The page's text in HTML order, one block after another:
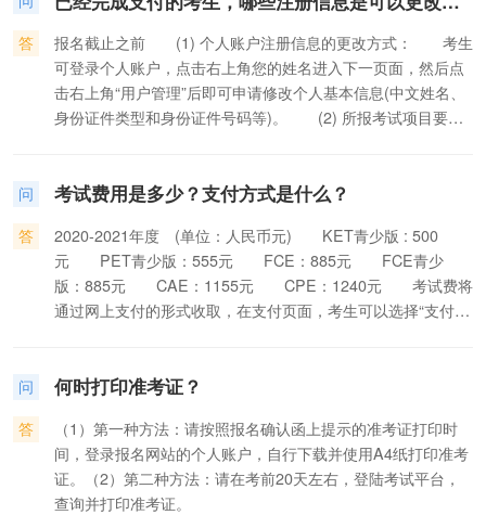
级，其中5年级学生多，占72%；从考试目的来看，63%的考
生选择“升学“作为参加考试的目的，表明剑桥英语五级证书在
小升初中起到的重要作用；从备考方式来看，73%的考生选择
了“参加有针对性的培训班”，然而认为培训效果较好的仅占
12%，反映出相应培训课程水平参差不齐的现状。 考生特
征分析 5年级参考宜备战小升初 此次调研结果显示，从参
72%，4年级占19%，6年级占6%，其它年级占2%（见下
图）。从这个数字不难看出，参加剑桥英语五级考试的主流人
群是5年级的小学生。这个年龄段的学生比6年级的学生有时
间、有精力，又比4年级的学生有积累、有能力，提早获得剑桥
英语五级证书，是他们在小升初之战中必备的“武器”。从这个
意义上说，5年级的小学生适合参加剑桥英语五级的培训及考
桥英语五级考试的理念、作用、方法、技巧，以及相关的学习
项目和课程，北外网院青少部利用考试间隙，采取现场向家长
发放问卷的方式进行了问卷调查，共发放问卷近180份，回收
有效问卷165份。调查涉及剑桥英语五级考生的就读学校及年
级，其中5年级学生多，占72%；从考试目的来看，63%的考
生选择“升学“作为参加考试的目的，表明剑桥英语五级证书在
小升初中起到的重要作用；从备考方式来看，73%的考生选择
了“参加有针对性的培训班”，然而认为培训效果较好的仅占
12%，反映出相应培训课程水平参差不齐的现状。 考生特
征分析 5年级参考宜备战小升初 此次调研结果显示，从参
72%，4年级占19%，6年级占6%，其它年级占2%（见下
图）。从这个数字不难看出，参加剑桥英语五级考试的主流人
群是5年级的小学生。这个年龄段的学生比6年级的学生有时
间、有精力，又比4年级的学生有积累、有能力，提早获得剑桥
英语五级证书，是他们在小升初之战中必备的“武器”。从这个
意义上说，5年级的小学生适合参加剑桥英语五级的培训及考
答
报名截止之前 (1) 个人账户注册信息的更改方式： 考生
可登录个人账户，点击右上角您的姓名进入下一页面，然后点
击右上角“用户管理”后即可申请修改个人基本信息(中文姓名、
身份证件类型和身份证件号码等)。 (2) 所报考试项目要求
的个人账户，在“我的报考”栏下的报考明细中的“操作”项下点
息。 报名截止之后，如考生发现本人的汉语拼音姓、汉语
拼音名和身份证件号码有误，可在考试当天向所报考点提出修
改。
问 考试费用是多少？支付方式是什么？
答
2020-2021年度 (单位：人民币元) KET青少版 : 500
元 PET青少版：555元 FCE：885元 FCE青少
版：885元 CAE：1155元 CPE：1240元 考试费将
通过网上支付的形式收取，在支付页面，考生可以选择“支付
问 何时打印准考证？
答
（1）第一种方法：请按照报名确认函上提示的准考证打印时
间，登录报名网站的个人账户，自行下载并使用A4纸打印准考
证。（2）第二种方法：请在考前20天左右，登陆考试平台，
查询并打印准考证。